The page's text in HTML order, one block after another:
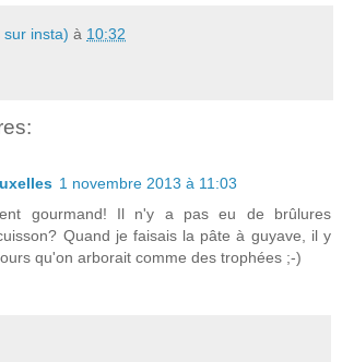
sur insta) à 10:32
1 novembre 2013 à 11:03
gourmand! Il n'y a pas eu de brûlures
Quand je faisais la pâte à guyave, il y
qu'on arborait comme des trophées ;-)